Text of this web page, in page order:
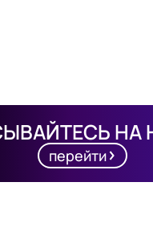
НА
перейти